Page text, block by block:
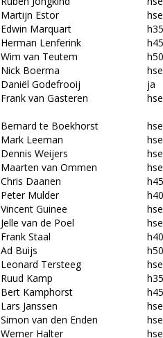
Martijn Estor
Edwin Marquart
h35
Herman Lenferink
h45
Wim van Teutem
h50
Nick Boerma
Daniël Godefrooij
ja
Frank van Gasteren
Bernard te Boekhorst
Mark Leeman
Dennis Weijers
Maarten van Ommen
Chris Daanen
h45
Peter Mulder
h40
Vincent Guinee
Jelle van de Poel
Frank Staal
h40
Ad Buijs
h50
Leonard Tersteeg
Ruud Kamp
h35
Bert Kamphorst
h45
Lars Janssen
Simon van den Enden
Werner Halter